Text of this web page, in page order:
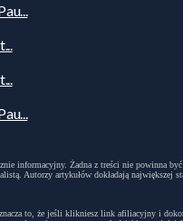
informacyjny. Żadna z treści nie powinna
Autorzy artykułów dokładają największej
to, że jeśli klikniesz link afiliacyjny i